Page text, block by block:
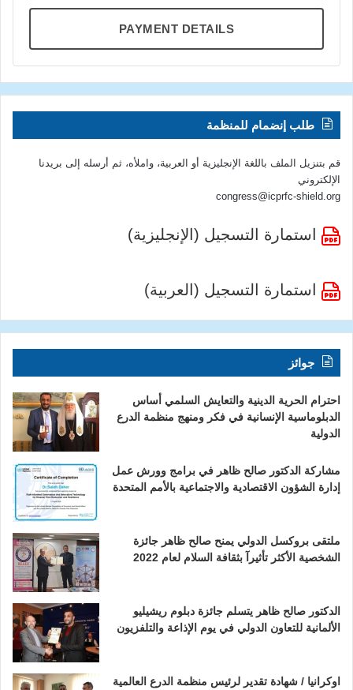
PAYMENT DETAILS
طلب إنضمام للمنظمة
قم بتنزيل الملف باللغة الإنجليزية أو العربية، واملأه، ثم أرسله إلى بريدنا
الإلكتروني
congress@icprfc-shield.org
استمارة التسجيل (الإنجليزية)
استمارة التسجيل (العربية)
جوائز
احترام الحرية الدينية والتعايش السلمي أساس
الدبلوماسية الإنسانية في فكر ومنهج منظمة الدرع
الدولية
مشاركة الدكتور صالح ظاهر في برامج وورش عمل
إدارة الشؤون الاقتصادية والاجتماعية بالأمم المتحدة
ملتقى بروكسل الدولي يمنح صالح ظاهر جائزة
الشخصية الأكثر تأثيرآ بثقافة السلام لعام 2022
الدكتور صالح ظاهر يتسلم جائزة دبلوم ريشيليو
الألمانية للتعاون الدولي في يوم الإذاعة والتلفزيون
اوكرانيا / شهادة تقدير لرئيس منظمة الدرع العالمية